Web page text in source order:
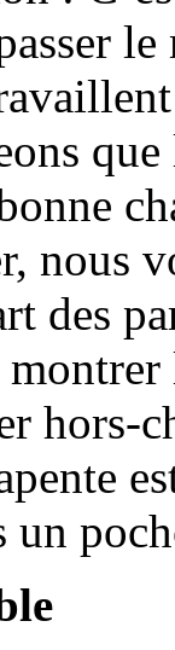
nous
des
hors-
un